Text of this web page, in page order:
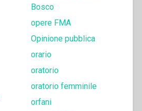
Bosco
opere FMA
Opinione pubblica
orario
oratorio
oratorio femminile
orfani